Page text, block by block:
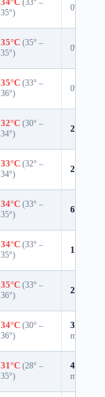
35°)
0%
35°C (35° –
35°)
0%
35°C (33° –
36°)
0%
32°C (30° –
34°)
2%
33°C (32° –
34°)
2%
34°C (33° –
35°)
6%
34°C (33° –
35°)
18%
35°C (33° –
36°)
20%
34°C (30° –
36°)
37%
mm)
31°C (28° –
35°)
43%
mm)